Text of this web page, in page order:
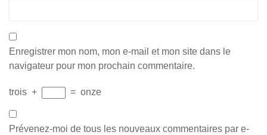
Enregistrer mon nom, mon e-mail et mon site dans le
navigateur pour mon prochain commentaire.
trois + = onze
Prévenez-moi de tous les nouveaux commentaires par e-